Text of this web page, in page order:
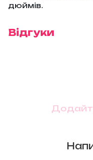
дюймів.
Відгуки